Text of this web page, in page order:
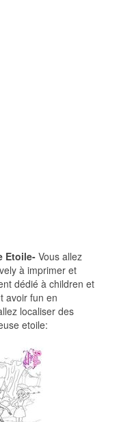
Etoile- Vous allez
à imprimer et
dédié à children et
avoir fun en
localiser des
etoile: